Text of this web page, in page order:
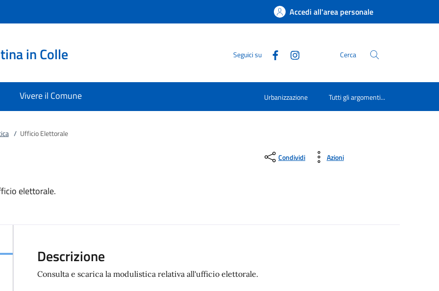
Accedi all'area personale
in Colle Seguici su Cerca
Vivere il Comune Urbanizzazione Tutti gli argomenti...
/ Ufficio Elettorale
elettorale.
Condividi Azioni
Descrizione
Consulta e scarica la modulistica relativa all'ufficio elettorale.